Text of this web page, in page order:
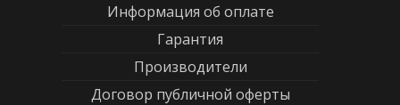
Информация об оплате
Гарантия
Производители
Договор публичной оферты